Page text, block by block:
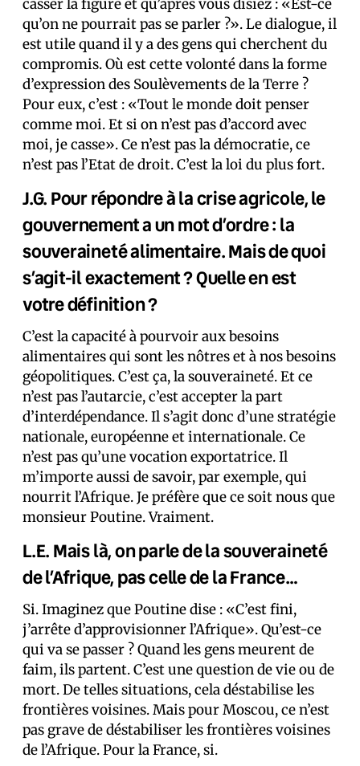
casser la figure et qu’après vous disiez : «Est-ce
qu’on ne pourrait pas se parler ?». Le dialogue, il
est utile quand il y a des gens qui cherchent du
compromis. Où est cette volonté dans la forme
d’expression des Soulèvements de la Terre ?
Pour eux, c’est : «Tout le monde doit penser
comme moi. Et si on n’est pas d’accord avec
moi, je casse». Ce n’est pas la démocratie, ce
n’est pas l’Etat de droit. C’est la loi du plus fort.
J.G. Pour répondre à la crise agricole, le
gouvernement a un mot d’ordre : la
souveraineté alimentaire. Mais de quoi
s’agit-il exactement ? Quelle en est
votre définition ?
C’est la capacité à pourvoir aux besoins
alimentaires qui sont les nôtres et à nos besoins
géopolitiques. C’est ça, la souveraineté. Et ce
n’est pas l’autarcie, c’est accepter la part
d’interdépendance. Il s’agit donc d’une stratégie
nationale, européenne et internationale. Ce
n’est pas qu’une vocation exportatrice. Il
m’importe aussi de savoir, par exemple, qui
nourrit l’Afrique. Je préfère que ce soit nous que
monsieur Poutine. Vraiment.
L.E. Mais là, on parle de la souveraineté
de l’Afrique, pas celle de la France…
Si. Imaginez que Poutine dise : «C’est fini,
j’arrête d’approvisionner l’Afrique». Qu’est-ce
qui va se passer ? Quand les gens meurent de
faim, ils partent. C’est une question de vie ou de
mort. De telles situations, cela déstabilise les
frontières voisines. Mais pour Moscou, ce n’est
pas grave de déstabiliser les frontières voisines
de l’Afrique. Pour la France, si.